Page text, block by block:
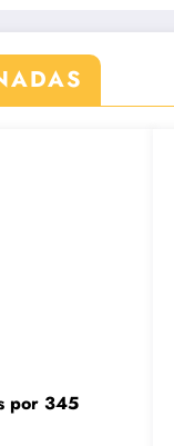
por 345